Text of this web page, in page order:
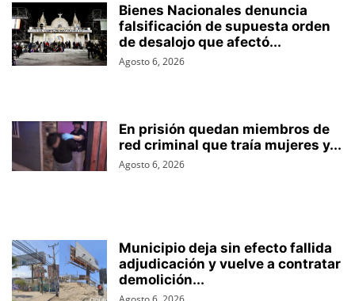
Bienes Nacionales denuncia
falsificación de supuesta orden
de desalojo que afectó...
Agosto 6, 2026
En prisión quedan miembros de
red criminal que traía mujeres y...
Agosto 6, 2026
Municipio deja sin efecto fallida
adjudicación y vuelve a contratar
demolición...